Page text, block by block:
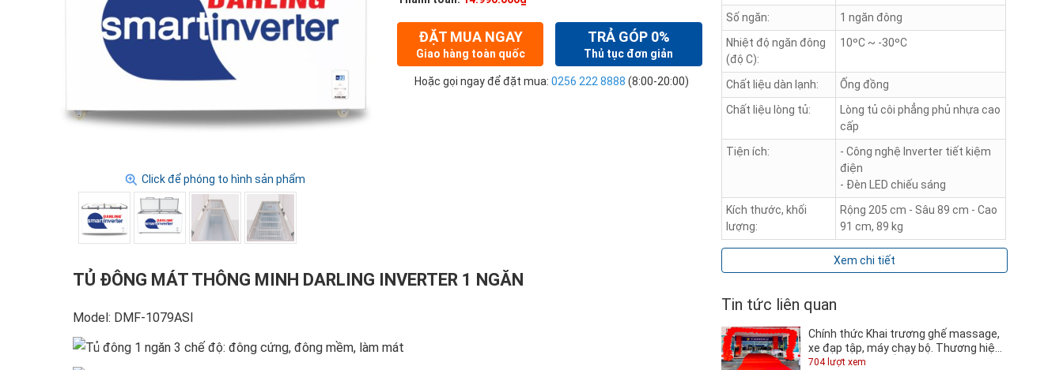
Click để phóng to hình sản phẩm
ĐẶT MUA NGAY
Giao hàng toàn quốc
TRẢ GÓP 0%
Thủ tục đơn giản
Hoặc gọi ngay để đặt mua: 0256 222 8888 (8:00-20:00)
TỦ ĐÔNG MÁT THÔNG MINH DARLING INVERTER 1 NGĂN
Model: DMF-1079ASI
Số ngăn:
1 ngăn đông
Nhiệt độ ngăn đông
(độ C):
10ºC ~ -30ºC
Chất liệu dàn lạnh:
Ống đồng
Chất liệu lòng tủ:
Lòng tủ côi phẳng phủ nhựa cao
cấp
Tiện ích:
- Công nghệ Inverter tiết kiệm
điện
- Đèn LED chiếu sáng
Kích thước, khối
lượng:
Rộng 205 cm - Sâu 89 cm - Cao
91 cm, 89 kg
Xem chi tiết
Tin tức liên quan
Chính thức Khai trương ghế massage,
xe đạp tập, máy chạy bộ. Thương hiệu
TOSHIKO tại QUỐC KHÁNH.
704 lượt xem